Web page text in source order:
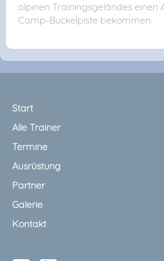
alpinen Trainingsgeländes einen
Camp-Buckelpiste bekommen.
Start
Alle Trainer
Termine
Ausrüstung
Partner
Galerie
Kontakt